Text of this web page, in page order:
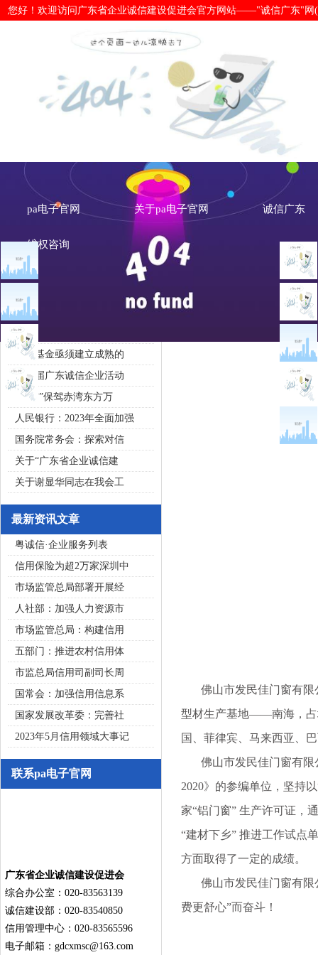
您好！欢迎访问广东省企业诚信建设促进会官方网站——"诚信广东"网
热烈祝贺：佛山市发民佳门窗有限
单位-pa电子官网
pa电子官网 关于pa电子官网 诚信广东
维权咨询
文章点击排行
重大突发公共卫生事件一
2020广东省守合同重信用企
私募基金亟须建立成熟的
第五届广东诚信企业活动
“诚信”保驾赤湾东方万
人民银行：2023年全面加强
国务院常务会：探索对信
关于“广东省企业诚信建
关于谢显华同志在我会工
最新资讯文章
粤诚信·企业服务列表
信用保险为超2万家深圳中
市场监管总局部署开展经
人社部：加强人力资源市
市场监管总局：构建信用
五部门：推进农村信用体
市监总局信用司副司长周
国常会：加强信用信息系
国家发展改革委：完善社
2023年5月信用领域大事记
联系pa电子官网
广东省企业诚信建设促进会
综合办公室：020-83563139
诚信建设部：020-83540850
信用管理中心：020-83565596
电子邮箱： gdcxmsc@163.com
会员风采
佛山市发民佳门窗有限
型材生产基地——南海，占
国、菲律宾、马来西亚、
佛山市发民佳门窗有限
2020》的参编单位，坚持
家“铝门窗” 生产许可证，
“建材下乡” 推进工作试点
方面取得了一定的成绩。
佛山市发民佳门窗有限
费更舒心”而奋斗！